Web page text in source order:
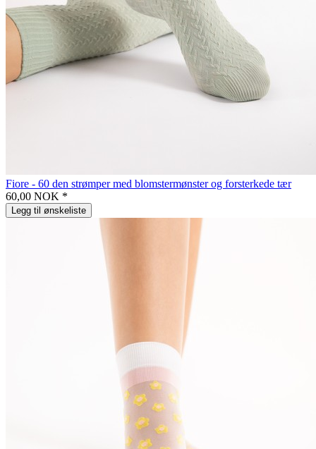
Fiore - 60 den strømper med blomstermønster og forsterkede tær
60,00 NOK *
Legg til ønskeliste